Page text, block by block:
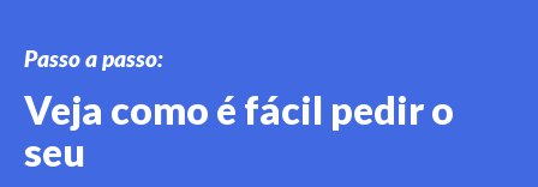
Passo a passo:
Veja como é fácil pedir o
seu